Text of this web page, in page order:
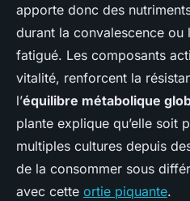
apporte donc des
durant la convalescence
fatigué. Les composants
vitalité, renforcent la
l’équilibre métabolique
plante explique qu’elle soit
multiples cultures depuis
de la consommer sous
avec cette ortie piquante.